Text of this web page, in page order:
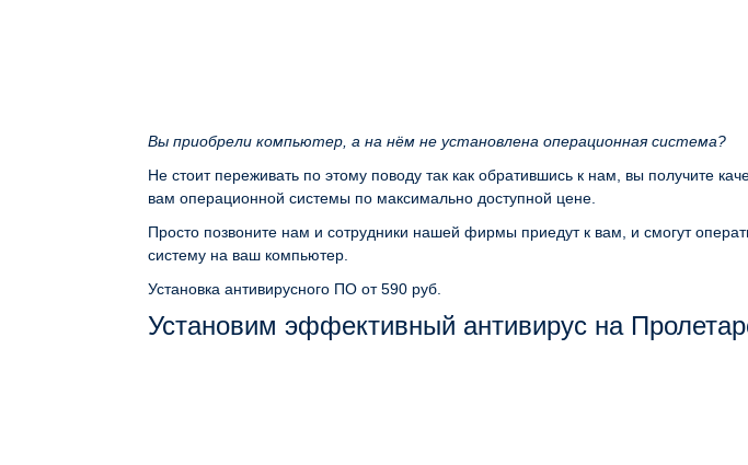
Вы приобрели компьютер, а на нём не установлена операционная система?
Не стоит переживать по этому поводу так как обратившись к нам, вы получите
вам операционной системы по максимально доступной цене.
Просто позвоните нам и сотрудники нашей фирмы приедут к вам, и смогут
систему на ваш компьютер.
Установка антивирусного ПО от 590 руб.
Установим эффективный антивирус на